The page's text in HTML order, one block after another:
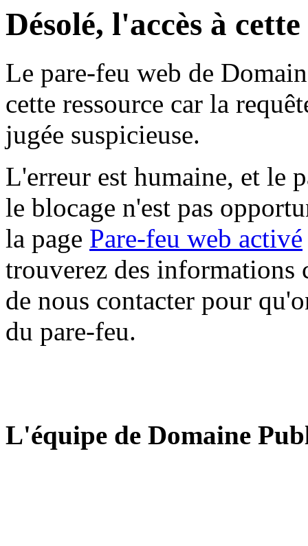
Désolé, l'accès à
Le pare-feu web de
cette ressource car la
jugée suspicieuse.
L'erreur est humaine, et le
le blocage n'est pas
la page Pare-feu web activé
trouverez des informations
de nous contacter pour
du pare-feu.
L'équipe de Domaine